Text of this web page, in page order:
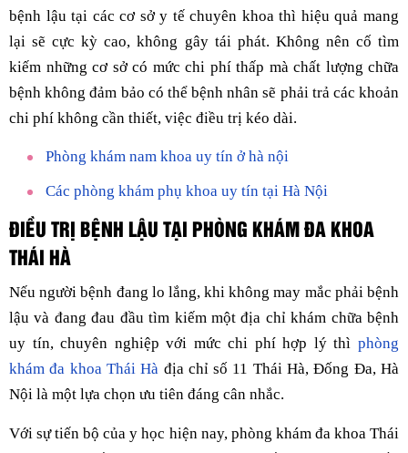
bệnh lậu tại các cơ sở y tế chuyên khoa thì hiệu quả mang
lại sẽ cực kỳ cao, không gây tái phát. Không nên cố tìm
kiếm những cơ sở có mức chi phí thấp mà chất lượng chữa
bệnh không đảm bảo có thể bệnh nhân sẽ phải trả các khoản
chi phí không cần thiết, việc điều trị kéo dài.
Phòng khám nam khoa uy tín ở hà nội
Các phòng khám phụ khoa uy tín tại Hà Nội
ĐIỀU TRỊ BỆNH LẬU TẠI PHÒNG KHÁM ĐA KHOA
THÁI HÀ
Nếu người bệnh đang lo lắng, khi không may mắc phải bệnh
lậu và đang đau đầu tìm kiếm một địa chỉ khám chữa bệnh
uy tín, chuyên nghiệp với mức chi phí hợp lý thì phòng
khám đa khoa Thái Hà địa chỉ số 11 Thái Hà, Đống Đa, Hà
Nội là một lựa chọn ưu tiên đáng cân nhắc.
Với sự tiến bộ của y học hiện nay, phòng khám đa khoa Thái